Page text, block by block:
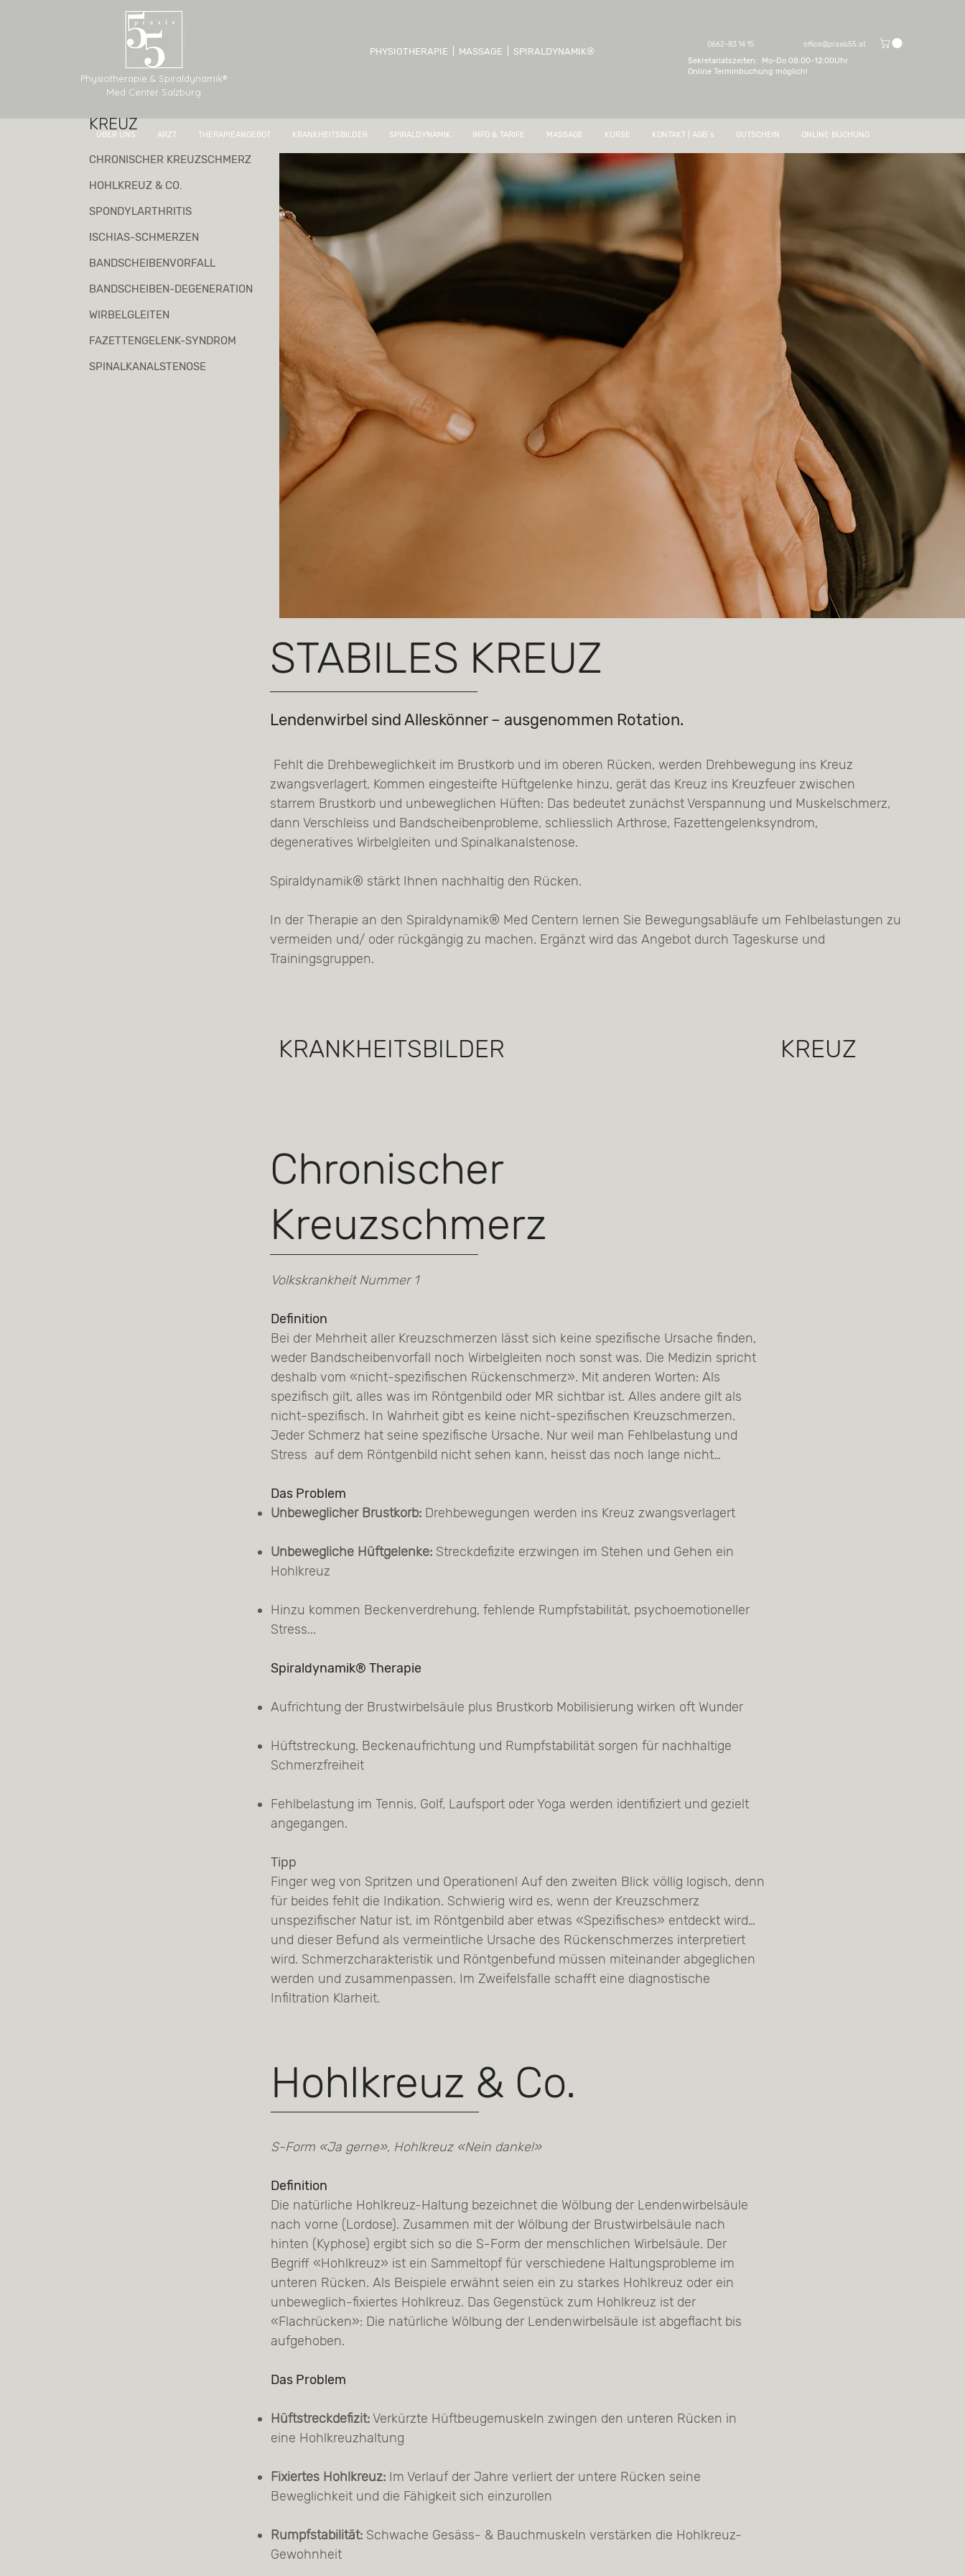
Physiotherapie & Spiraldynamik®
Med Center Salzburg
PHYSIOTHERAPIE | MASSAGE | SPIRALDYNAMIK®
0662-83 14 15 office@praxis55.at
Sekretariatszeiten: Mo-Do 08:00-12:00Uhr
Online Terminbuchung möglich!
ÜBER UNS ARZT THERAPIEANGEBOT KRANKHEITSBILDER SPIRALDYNAMIK INFO & TARIFE MASSAGE KURSE KONTAKT | AGB`s GUTSCHEIN ONLINE BUCHUNG
KREUZ
CHRONISCHER KREUZSCHMERZ
HOHLKREUZ & CO.
SPONDYLARTHRITIS
ISCHIAS-SCHMERZEN
BANDSCHEIBENVORFALL
BANDSCHEIBEN-DEGENERATION
WIRBELGLEITEN
FAZETTENGELENK-SYNDROM
SPINALKANALSTENOSE
STABILES KREUZ
Lendenwirbel sind Alleskönner – ausgenommen Rotation.
Fehlt die Drehbeweglichkeit im Brustkorb und im oberen Rücken, werden Drehbewegung ins Kreuz
zwangsverlagert. Kommen eingesteifte Hüftgelenke hinzu, gerät das Kreuz ins Kreuzfeuer zwischen
starrem Brustkorb und unbeweglichen Hüften: Das bedeutet zunächst Verspannung und Muskelschmerz,
dann Verschleiss und Bandscheibenprobleme, schliesslich Arthrose, Fazettengelenksyndrom,
degeneratives Wirbelgleiten und Spinalkanalstenose.
Spiraldynamik® stärkt Ihnen nachhaltig den Rücken.
In der Therapie an den Spiraldynamik® Med Centern lernen Sie Bewegungsabläufe um Fehlbelastungen zu
vermeiden und/ oder rückgängig zu machen. Ergänzt wird das Angebot durch Tageskurse und
Trainingsgruppen.
KRANKHEITSBILDER KREUZ
Chronischer
Kreuzschmerz
Volkskrankheit Nummer 1
Definition
Bei der Mehrheit aller Kreuzschmerzen lässt sich keine spezifische Ursache finden,
weder Bandscheibenvorfall noch Wirbelgleiten noch sonst was. Die Medizin spricht
deshalb vom «nicht-spezifischen Rückenschmerz». Mit anderen Worten: Als
spezifisch gilt, alles was im Röntgenbild oder MR sichtbar ist. Alles andere gilt als
nicht-spezifisch. In Wahrheit gibt es keine nicht-spezifischen Kreuzschmerzen.
Jeder Schmerz hat seine spezifische Ursache. Nur weil man Fehlbelastung und
Stress auf dem Röntgenbild nicht sehen kann, heisst das noch lange nicht…
Das Problem
Unbeweglicher Brustkorb: Drehbewegungen werden ins Kreuz zwangsverlagert
Unbewegliche Hüftgelenke: Streckdefizite erzwingen im Stehen und Gehen ein
Hohlkreuz
Hinzu kommen Beckenverdrehung, fehlende Rumpfstabilität, psychoemotioneller
Stress...
Spiraldynamik® Therapie
Aufrichtung der Brustwirbelsäule plus Brustkorb Mobilisierung wirken oft Wunder
Hüftstreckung, Beckenaufrichtung und Rumpfstabilität sorgen für nachhaltige
Schmerzfreiheit
Fehlbelastung im Tennis, Golf, Laufsport oder Yoga werden identifiziert und gezielt
angegangen.
Tipp
Finger weg von Spritzen und Operationen! Auf den zweiten Blick völlig logisch, denn
für beides fehlt die Indikation. Schwierig wird es, wenn der Kreuzschmerz
unspezifischer Natur ist, im Röntgenbild aber etwas «Spezifisches» entdeckt wird…
und dieser Befund als vermeintliche Ursache des Rückenschmerzes interpretiert
wird. Schmerzcharakteristik und Röntgenbefund müssen miteinander abgeglichen
werden und zusammenpassen. Im Zweifelsfalle schafft eine diagnostische
Infiltration Klarheit.
Hohlkreuz & Co.
S-Form «Ja gerne», Hohlkreuz «Nein danke!»
Definition
Die natürliche Hohlkreuz-Haltung bezeichnet die Wölbung der Lendenwirbelsäule
nach vorne (Lordose). Zusammen mit der Wölbung der Brustwirbelsäule nach
hinten (Kyphose) ergibt sich so die S-Form der menschlichen Wirbelsäule. Der
Begriff «Hohlkreuz» ist ein Sammeltopf für verschiedene Haltungsprobleme im
unteren Rücken. Als Beispiele erwähnt seien ein zu starkes Hohlkreuz oder ein
unbeweglich-fixiertes Hohlkreuz. Das Gegenstück zum Hohlkreuz ist der
«Flachrücken»: Die natürliche Wölbung der Lendenwirbelsäule ist abgeflacht bis
aufgehoben.
Das Problem
Hüftstreckdefizit:Verkürzte Hüftbeugemuskeln zwingen den unteren Rücken in
eine Hohlkreuzhaltung
Fixiertes Hohlkreuz: Im Verlauf der Jahre verliert der untere Rücken seine
Beweglichkeit und die Fähigkeit sich einzurollen
Rumpfstabilität: Schwache Gesäss- & Bauchmuskeln verstärken die Hohlkreuz-
Gewohnheit